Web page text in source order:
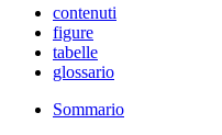
contenuti
figure
tabelle
glossario
Sommario